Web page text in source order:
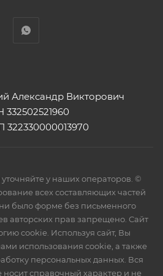
Александр Викторович
332502521960
у наших операторов. ©
всех составляющих частей
было форме без письменного
авторских прав запрещено. Сайт
cookie. Используя сайт, Вы
использования cookie, а также
персональных данных. Вся
справочный характер и не